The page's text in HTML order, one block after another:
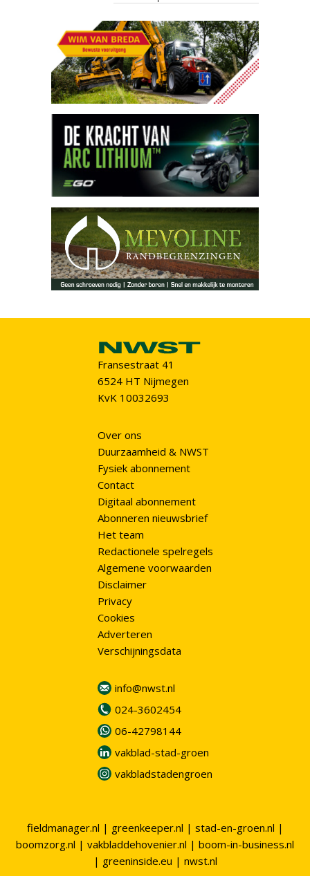
Fransestraat 41
6524 HT Nijmegen
KvK 10032693
Over ons
Duurzaamheid & NWST
Fysiek abonnement
Contact
Digitaal abonnement
Abonneren nieuwsbrief
Het team
Redactionele spelregels
Algemene voorwaarden
Disclaimer
Privacy
Cookies
Adverteren
Verschijningsdata
info@nwst.nl
024-3602454
06-42798144
vakblad-stad-groen
vakbladstadengroen
fieldmanager.nl | greenkeeper.nl | stad-en-groen.nl |
boomzorg.nl | vakbladdehovenier.nl | boom-in-business.nl
| greeninside.eu | nwst.nl